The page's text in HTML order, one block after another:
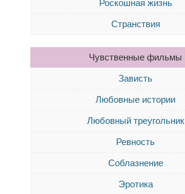
Роскошная жизнь
Странствия
Чувственные фильмы
Зависть
Любовные истории
Любовный треугольник
Ревность
Соблазнение
Эротика